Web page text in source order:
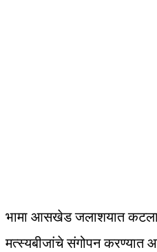
भामा आसखेड जलाशयात कटला,
मत्स्यबीजांचे संगोपन करण्यात